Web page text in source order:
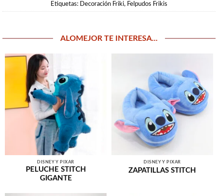
Etiquetas: Decoración Friki, Felpudos Frikis
ALOMEJOR TE INTERESA...
DISNEY Y PIXAR
PELUCHE STITCH
GIGANTE
DISNEY Y PIXAR
ZAPATILLAS STITCH